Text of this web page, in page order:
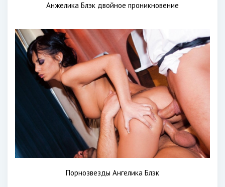
Анжелика Блэк двойное проникновение
Порнозвезды Ангелика Блэк